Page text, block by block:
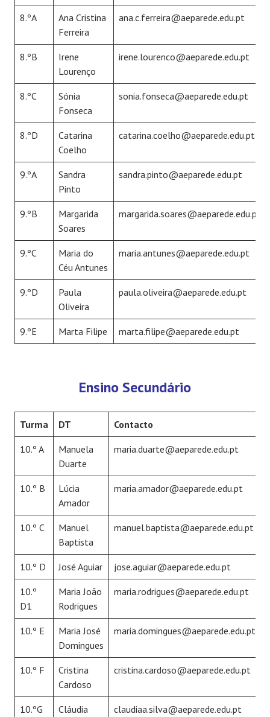
8.ºA
Ana Cristina
Ferreira
ana.c.ferreira@aeparede.edu.pt
8.ºB
Irene
Lourenço
irene.lourenco@aeparede.edu.pt
8.ºC
Sónia
Fonseca
sonia.fonseca@aeparede.edu.pt
8.ºD
Catarina
Coelho
catarina.coelho@aeparede.edu.pt
9.ºA
Sandra
Pinto
sandra.pinto@aeparede.edu.pt
9.ºB
Margarida
Soares
margarida.soares@aeparede.edu.pt
9.ºC
Maria do
Céu Antunes
maria.antunes@aeparede.edu.pt
9.ºD
Paula
Oliveira
paula.oliveira@aeparede.edu.pt
9.ºE Marta Filipe marta.filipe@aeparede.edu.pt
Ensino Secundário
Turma DT Contacto
10.º A
Manuela
Duarte
maria.duarte@aeparede.edu.pt
10.º B
Lúcia
Amador
maria.amador@aeparede.edu.pt
10.º C
Manuel
Baptista
manuel.baptista@aeparede.edu.pt
10.º D José Aguiar jose.aguiar@aeparede.edu.pt
10.º
D1
Maria João
Rodrigues
maria.rodrigues@aeparede.edu.pt
10.º E
Maria José
Domingues
maria.domingues@aeparede.edu.pt
10.º F
Cristina
Cardoso
cristina.cardoso@aeparede.edu.pt
10.ºG
Cláudia
claudiaa.silva@aeparede.edu.pt